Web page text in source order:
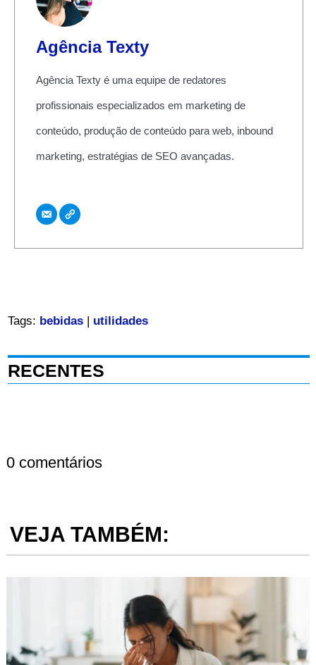
Agência Texty
Agência Texty é uma equipe de redatores
profissionais especializados em marketing de
conteúdo, produção de conteúdo para web, inbound
marketing, estratégias de SEO avançadas.
Tags: bebidas| utilidades
RECENTES
0 comentários
VEJA TAMBÉM: